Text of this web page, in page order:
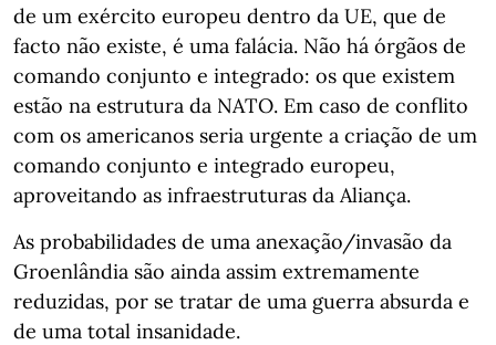
de um exército europeu dentro da UE, que de
facto não existe, é uma falácia. Não há órgãos de
comando conjunto e integrado: os que existem
estão na estrutura da NATO. Em caso de conflito
com os americanos seria urgente a criação de um
comando conjunto e integrado europeu,
aproveitando as infraestruturas da Aliança.
As probabilidades de uma anexação/invasão da
Groenlândia são ainda assim extremamente
reduzidas, por se tratar de uma guerra absurda e
de uma total insanidade.